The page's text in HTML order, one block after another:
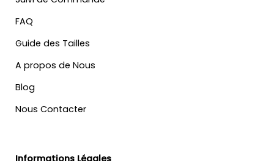
FAQ
Guide des Tailles
A propos de Nous
Blog
Nous Contacter